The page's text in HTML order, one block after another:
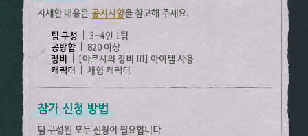
자세한 내용은 공지사항을 참고해 주세요.​
팀 구성​
3~4인 1팀​
공방합​
820 이상​
장비​
[아르샤의 장비 III] 아이템 사용​
캐릭터​
체험 캐릭터​
참가 신청 방법​
팀 구성원 모두 신청이 필요합니다.​